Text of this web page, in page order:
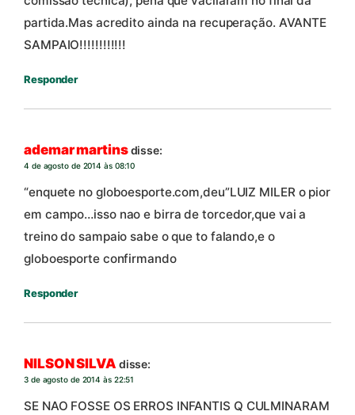
partida.Mas acredito ainda na recuperação. AVANTE
SAMPAIO!!!!!!!!!!!!
Responder
ademar martinsdisse:
4 de agosto de 2014 às 08:10
“enquete no globoesporte.com,deu”LUIZ MILER o pior
em campo…isso nao e birra de torcedor,que vai a
treino do sampaio sabe o que to falando,e o
globoesporte confirmando
Responder
NILSON SILVA disse:
3 de agosto de 2014 às 22:51
SE NAO FOSSE OS ERROS INFANTIS Q CULMINARAM